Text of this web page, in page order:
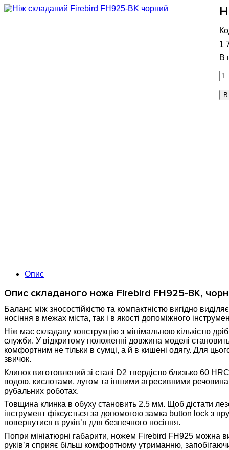
1
Опис
Опис складаного ножа Firebird FH925-BK,
Баланс між зносостійкістю та компактністю вигідно
носіння в межах міста, так і в якості допоміжного
Ніж має складану конструкцію з мінімальною кількістю
служби. У відкритому положенні довжина моделі
комфортним не тільки в сумці, а й в кишені одягу. Для
звичок.
Клинок виготовлений зі сталі D2 твердістю близько 60
водою, кислотами, лугом та іншими агресивними
рубальних роботах.
Товщина клинка в обуху становить 2.5 мм. Щоб дістати
інструмент фіксується за допомогою замка button lock з
повернутися в руківʼя для безпечного носіння.
Попри мініатюрні габарити, ножем Firebird FH925 можна
руківʼя сприяє більш комфортному утриманню,